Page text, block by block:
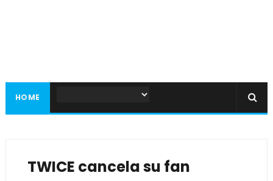
HOME
TWICE cancela su fan